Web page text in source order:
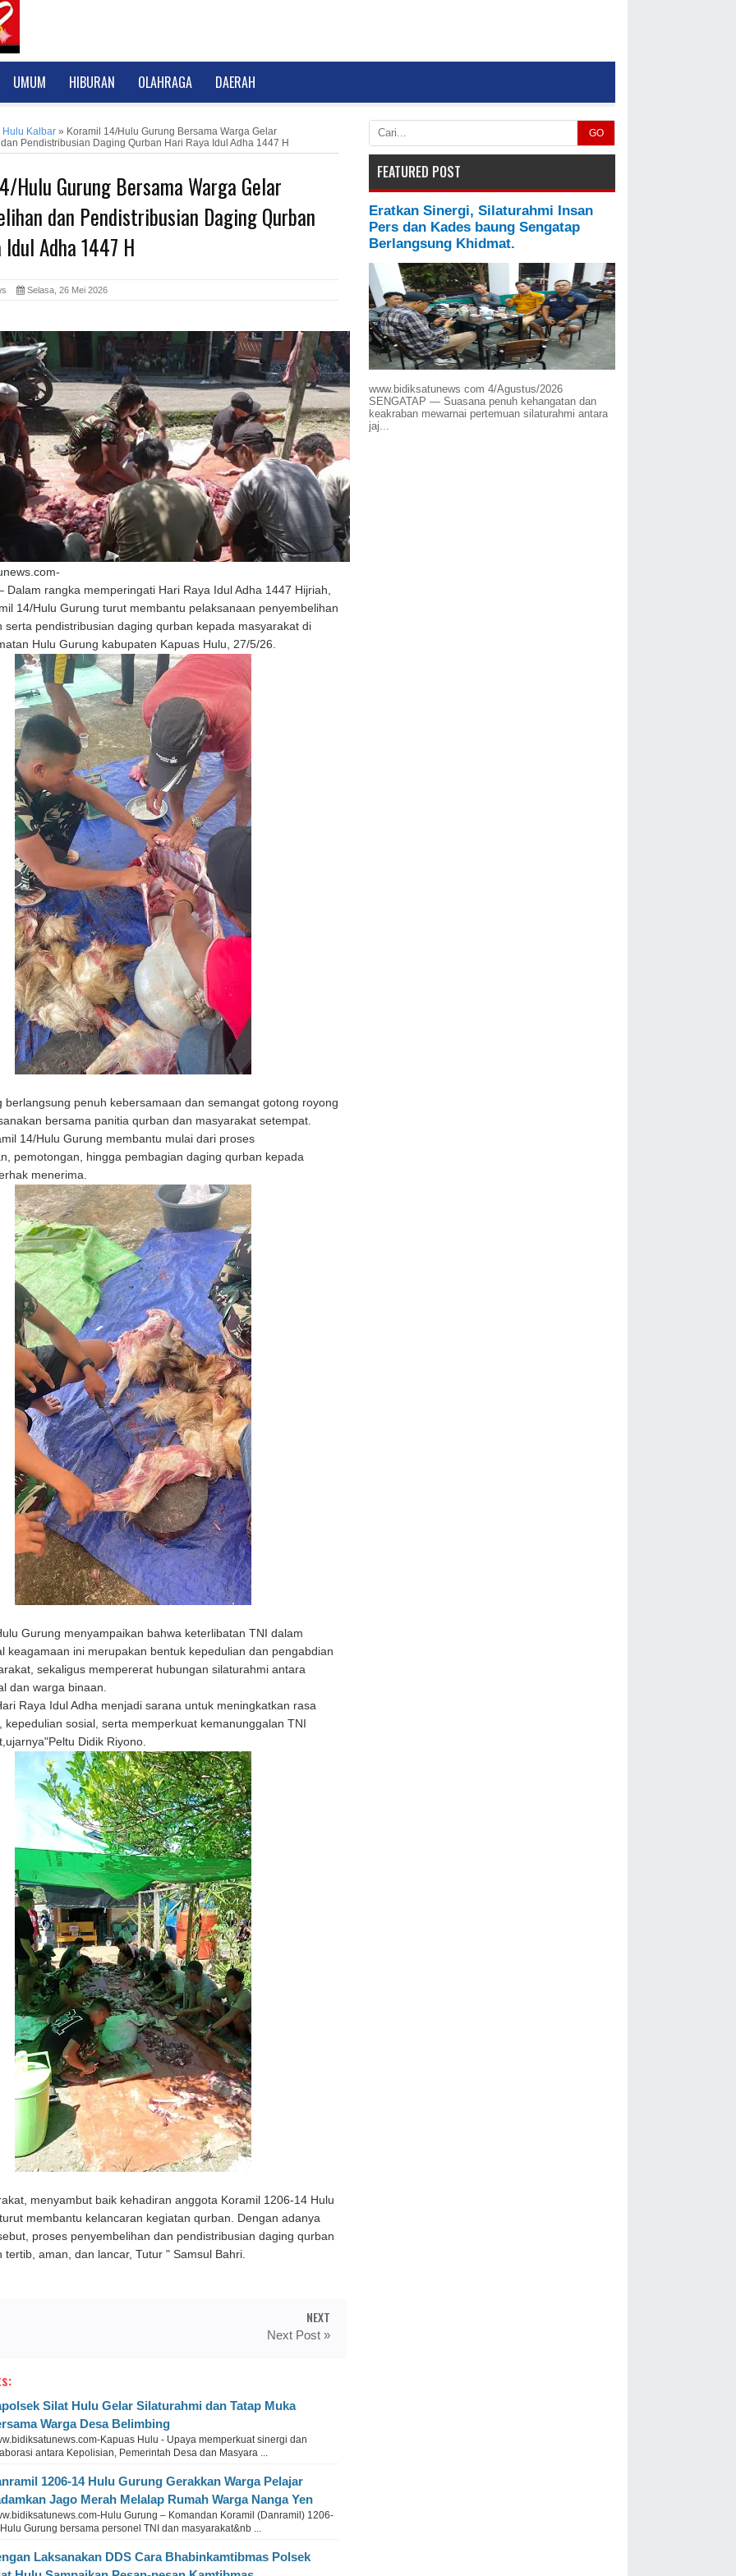
UMUM HIBURAN OLAHRAGA DAERAH
Hulu Kalbar » Koramil 14/Hulu Gurung Bersama Warga Gelar
Pendistribusian Daging Qurban Hari Raya Idul Adha 1447 H
Hulu Gurung Bersama Warga Gelar
dan Pendistribusian Daging Qurban
Adha 1447 H
Selasa, 26 Mei 2026
Dalam rangka memperingati Hari Raya Idul Adha 1447 Hijriah,
14/Hulu Gurung turut membantu pelaksanaan penyembelihan
serta pendistribusian daging qurban kepada masyarakat di
Hulu Gurung kabupaten Kapuas Hulu, 27/5/26.
berlangsung penuh kebersamaan dan semangat gotong royong
bersama panitia qurban dan masyarakat setempat.
14/Hulu Gurung membantu mulai dari proses
pemotongan, hingga pembagian daging qurban kepada
menerima.
Gurung menyampaikan bahwa keterlibatan TNI dalam
keagamaan ini merupakan bentuk kepedulian dan pengabdian
sekaligus mempererat hubungan silaturahmi antara
dan warga binaan.
Raya Idul Adha menjadi sarana untuk meningkatkan rasa
kepedulian sosial, serta memperkuat kemanunggalan TNI
Didik Riyono.
menyambut baik kehadiran anggota Koramil 1206-14 Hulu
membantu kelancaran kegiatan qurban. Dengan adanya
proses penyembelihan dan pendistribusian daging qurban
tertib, aman, dan lancar, Tutur " Samsul Bahri.
NEXT
Next Post »
Silat Hulu Gelar Silaturahmi dan Tatap Muka
Warga Desa Belimbing
Kapuas Hulu - Upaya memperkuat sinergi dan
antara Kepolisian, Pemerintah Desa dan Masyara ...
1206-14 Hulu Gurung Gerakkan Warga Pelajar
Jago Merah Melalap Rumah Warga Nanga Yen
Hulu Gurung – Komandan Koramil (Danramil) 1206-
Gurung bersama personel TNI dan masyarakat&nb ...
Laksanakan DDS Cara Bhabinkamtibmas Polsek
GO
FEATURED POST
Eratkan Sinergi, Silaturahmi Insan
Pers dan Kades baung Sengatap
Berlangsung Khidmat.
www.bidiksatunews com 4/Agustus/2026
SENGATAP — Suasana penuh kehangatan dan
keakraban mewarnai pertemuan silaturahmi antara
jaj...